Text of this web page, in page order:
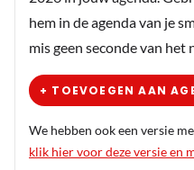
hem in de agenda van je
mis geen seconde van het
+ TOEVOEGEN AAN
We hebben ook een versie
klik hier voor deze versie en